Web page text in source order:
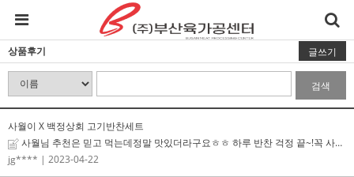
상품후기 글쓰기
검색
사월이 X 백정상회 고기반찬세트
사월님 추천은 믿고 먹는데정말 맛있더라구요ㅎㅎ 하루 반찬 걱정 끝~!꼭 사세용ㅎㅎ
jg**** | 2023-04-22